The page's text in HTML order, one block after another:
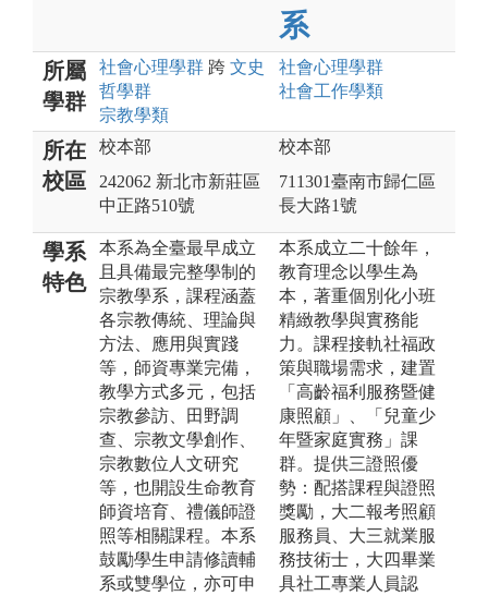
系
所屬
學群
社會心理學群 跨 文史
哲學群
宗教學類
社會心理學群
社會工作學類
所在
校區
校本部
242062 新北市新莊區
中正路510號
校本部
711301臺南市歸仁區
長大路1號
學系
特色
本系為全臺最早成立
且具備最完整學制的
宗教學系，課程涵蓋
各宗教傳統、理論與
方法、應用與實踐
等，師資專業完備，
教學方式多元，包括
宗教參訪、田野調
查、宗教文學創作、
宗教數位人文研究
等，也開設生命教育
師資培育、禮儀師證
照等相關課程。本系
鼓勵學生申請修讀輔
系或雙學位，亦可申
本系成立二十餘年，
教育理念以學生為
本，著重個別化小班
精緻教學與實務能
力。課程接軌社福政
策與職場需求，建置
「高齡福利服務暨健
康照顧」、「兒童少
年暨家庭實務」課
群。提供三證照優
勢：配搭課程與證照
獎勵，大二報考照顧
服務員、大三就業服
務技術士，大四畢業
具社工專業人員認